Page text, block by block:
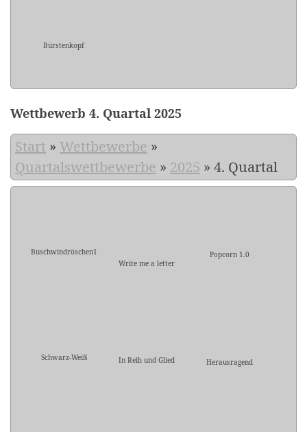
Bürstenkopf
Wettbewerb 4. Quartal 2025
Start » Wettbewerbe »
Quartalswettbewerbe » 2025 » 4. Quartal
Buschwindröschen1
Write me a letter
Popcorn 1.0
Schwarz-Weiß In Reih und Glied Herausragend